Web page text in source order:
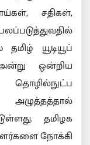
சதிகள்,
யூடியூப்
அன்று ஒன்றிய
தமிழக
நோக்கி